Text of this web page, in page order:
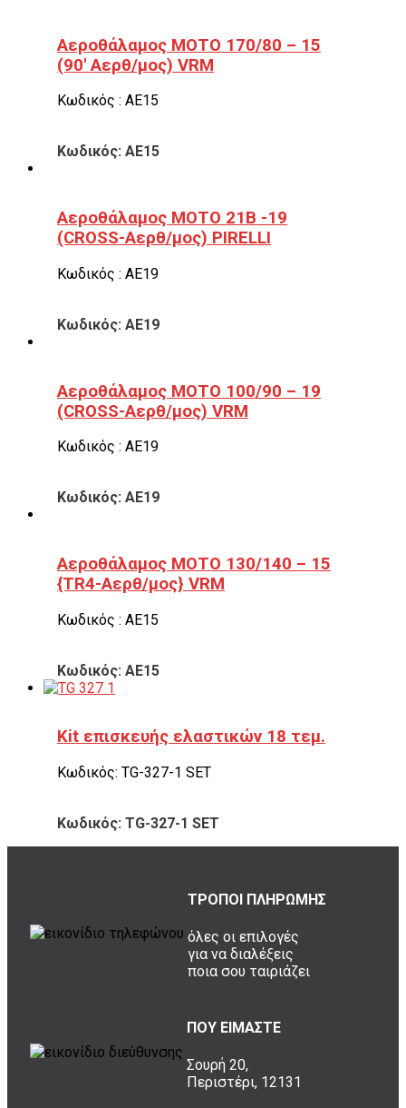
Αεροθάλαμος ΜΟΤΟ 170/80 – 15
(90′ Αερθ/μος) VRM
Κωδικός : ΑΕ15
Κωδικός: ΑΕ15
Αεροθάλαμος ΜΟΤΟ 21B -19
(CROSS-Αερθ/μος) PIRELLI
Κωδικός : ΑΕ19
Κωδικός: ΑΕ19
Αεροθάλαμος ΜΟΤΟ 100/90 – 19
(CROSS-Αερθ/μος) VRM
Κωδικός : ΑΕ19
Κωδικός: ΑΕ19
Αεροθάλαμος ΜΟΤΟ 130/140 – 15
{TR4-Αερθ/μος} VRM
Κωδικός : ΑΕ15
Κωδικός: ΑΕ15
Kit επισκευής ελαστικών 18 τεμ.
Κωδικός: TG-327-1 SET
Κωδικός: TG-327-1 SET
ΤΡΟΠΟΙ ΠΛΗΡΩΜΗΣ
όλες οι επιλογές
για να διαλέξεις
ποια σου ταιριάζει
ΠΟΥ ΕΙΜΑΣΤΕ
Σουρή 20,
Περιστέρι, 12131